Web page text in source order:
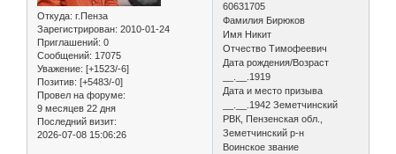
Откуда: г.Пенза
Зарегистрирован: 2010-01-24
Приглашений: 0
Сообщений: 17075
Уважение: [+1523/-6]
Позитив: [+5483/-0]
Провел на форуме:
9 месяцев 22 дня
Последний визит:
2026-07-08 15:06:26
60631705
Фамилия Бирюков
Имя Никит
Отчество Тимофеевич
Дата рождения/Возраст
__.__.1919
Дата и место призыва
__.__.1942 Земетчинский
РВК, Пензенская обл.,
Земетчинский р-н
Воинское звание